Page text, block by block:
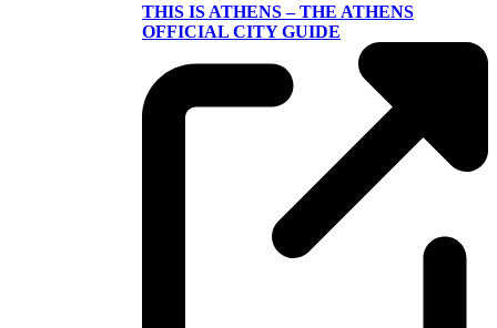
THIS IS ATHENS – THE ATHENS
OFFICIAL CITY GUIDE